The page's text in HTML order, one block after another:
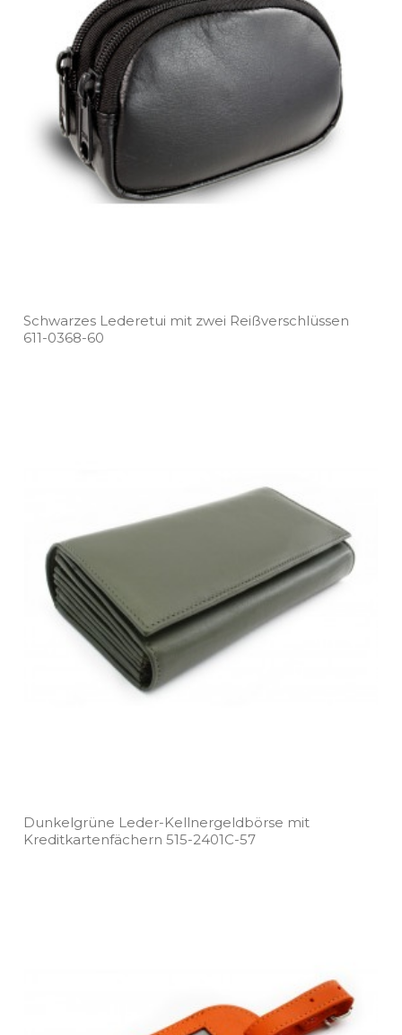
Schwarzes Lederetui mit zwei Reißverschlüssen
611­-0368­-60
Dunkelgrüne Leder­-Kellnergeldbörse mit
Kreditkartenfächern 515­-2401C­-57